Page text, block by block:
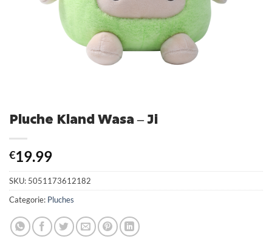
Pluche Kland Wasa – Ji
€19.99
SKU: 5051173612182
Categorie: Pluches